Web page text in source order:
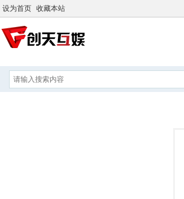
设为首页 收藏本站